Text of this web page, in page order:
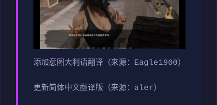
添加意图大利语翻译（来源：Eagle1900）
更新简体中文翻译版（来源：aler）